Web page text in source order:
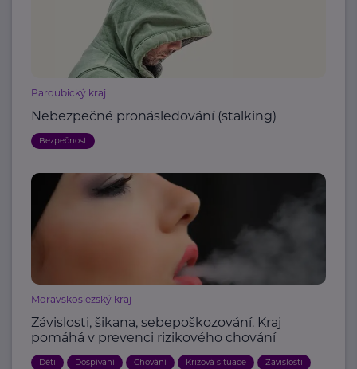
Pardubický kraj
Nebezpečné pronásledování (stalking)
Bezpečnost
Moravskoslezský kraj
Závislosti, šikana, sebepoškozování. Kraj
pomáhá v prevenci rizikového chování
Děti Dospívání Chování Krizová situace Závislosti